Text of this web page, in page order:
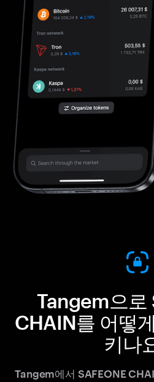
Tangem으로
CHAIN를 어떻
키나
Tangem에서 SAFEONE